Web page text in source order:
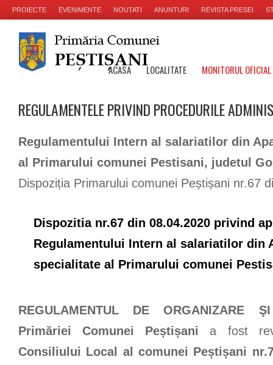
PROIECTE EVENIMENTE NOUTATI ANUNTURI REVISTA PRESEI
ACASA LOCALITATE MONITORUL
REGULAMENTELE PRIVIND PROCEDURILE
Regulamentului Intern al salariatilor din
al Primarului comunei Pestisani, judetul
Dispoziția Primarului comunei Peștișani nr.67
Dispozitia nr.67 din 08.04.2020 privind
Regulamentului Intern al salariatilor din
specialitate al Primarului comunei
REGULAMENTUL DE ORGANIZARE
Primăriei Comunei Peștișani
a fost
Consiliului Local al comunei Peștișani